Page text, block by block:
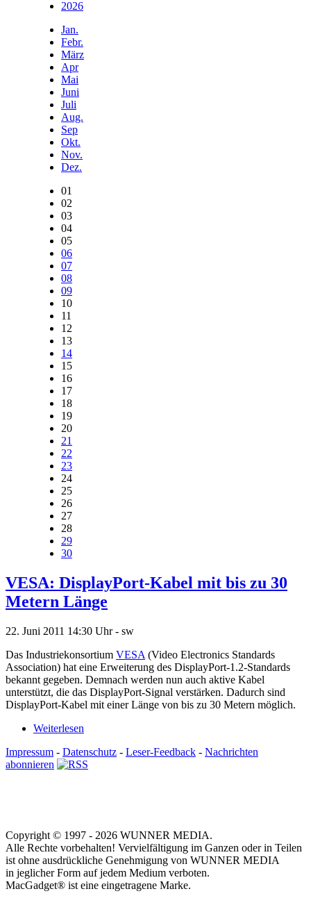
2026
Jan.
Febr.
März
Apr
Mai
Juni
Juli
Aug.
Sep
Okt.
Nov.
Dez.
01
02
03
04
05
06
07
08
09
10
11
12
13
14
15
16
17
18
19
20
21
22
23
24
25
26
27
28
29
30
VESA: DisplayPort-Kabel mit bis zu 30
Metern Länge
22. Juni 2011 14:30 Uhr - sw
Das Industriekonsortium VESA (Video Electronics Standards
Association) hat eine Erweiterung des DisplayPort-1.2-Standards
bekannt gegeben. Demnach werden nun auch aktive Kabel
unterstützt, die das DisplayPort-Signal verstärken. Dadurch sind
DisplayPort-Kabel mit einer Länge von bis zu 30 Metern möglich.
Weiterlesen
Impressum - Datenschutz - Leser-Feedback - Nachrichten
abonnieren
Copyright © 1997 - 2026 WUNNER MEDIA.
Alle Rechte vorbehalten! Vervielfältigung im Ganzen oder in Teilen
ist ohne ausdrückliche Genehmigung von WUNNER MEDIA
in jeglicher Form auf jedem Medium verboten.
MacGadget® ist eine eingetragene Marke.